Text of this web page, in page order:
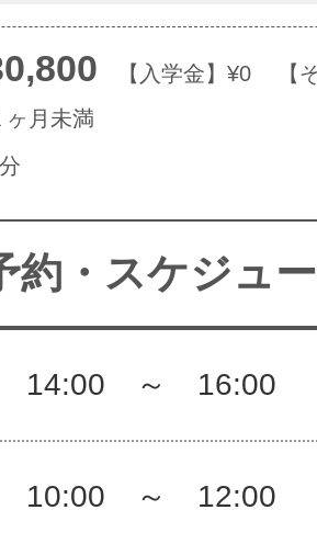
グッドスク
サイトマッ
【入学金】¥0 【
ヶ月未満
約・スケジュ
) 14:00 ～
) 10:00 ～